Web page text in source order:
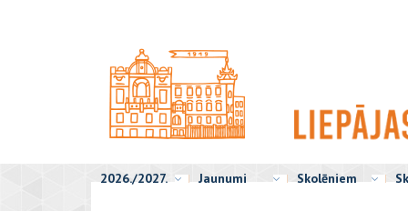
2026./2027. Jaunumi Skolēniem